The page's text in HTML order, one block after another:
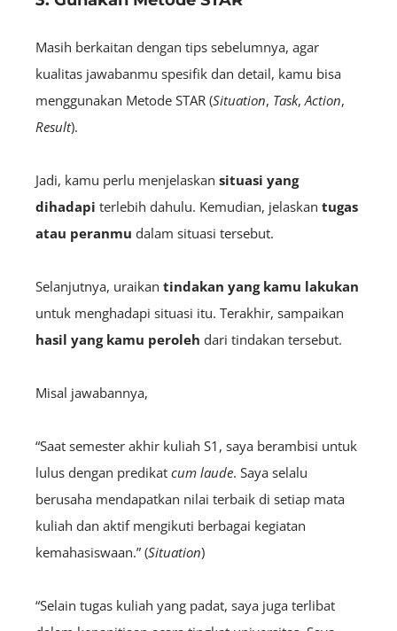
Masih berkaitan dengan tips sebelumnya, agar
kualitas jawabanmu spesifik dan detail, kamu bisa
menggunakan Metode STAR (Situation, Task,Action,
Result).
Jadi, kamu perlu menjelaskan situasi yang
dihadapi terlebih dahulu. Kemudian, jelaskan tugas
atau peranmu dalam situasi tersebut.
Selanjutnya, uraikan tindakan yang kamu lakukan
untuk menghadapi situasi itu. Terakhir, sampaikan
hasil yang kamu peroleh dari tindakan tersebut.
Misal jawabannya,
“Saat semester akhir kuliah S1, saya berambisi untuk
lulus dengan predikat cum laude. Saya selalu
berusaha mendapatkan nilai terbaik di setiap mata
kuliah dan aktif mengikuti berbagai kegiatan
kemahasiswaan.” (Situation)
“Selain tugas kuliah yang padat, saya juga terlibat